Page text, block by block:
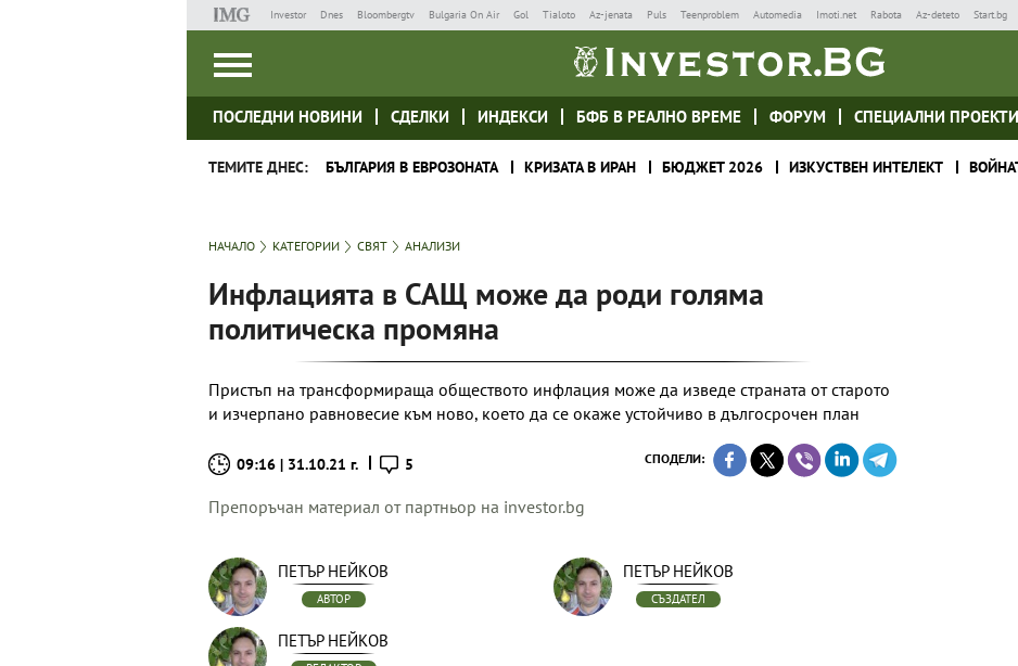
Investor Dnes Bloombergtv Bulgaria On Air Gol Tialoto Az-jenata Puls Teenproblem Automedia Imoti.net Rabota Az-deteto Start.bg
ПОСЛЕДНИ НОВИНИ СДЕЛКИ ИНДЕКСИ БФБ В РЕАЛНО ВРЕМЕ ФОРУМ СПЕЦИАЛНИ ПРОЕКТИ
ТЕМИТЕ ДНЕС: БЪЛГАРИЯ В ЕВРОЗОНАТА КРИЗАТА В ИРАН БЮДЖЕТ 2026 ИЗКУСТВЕН ИНТЕЛЕКТ
НАЧАЛО КАТЕГОРИИ СВЯТ АНАЛИЗИ
Инфлацията в САЩ може да роди голяма
политическа промяна
Пристъп на трансформираща обществото инфлация може да изведе страната от старото
и изчерпано равновесие към ново, което да се окаже устойчиво в дългосрочен план
09:16 | 31.10.21 г. 5 СПОДЕЛИ:
Препоръчан материал от партньор на investor.bg
ПЕТЪР НЕЙКОВ
АВТОР
ПЕТЪР НЕЙКОВ
СЪЗДАТЕЛ
ПЕТЪР НЕЙКОВ